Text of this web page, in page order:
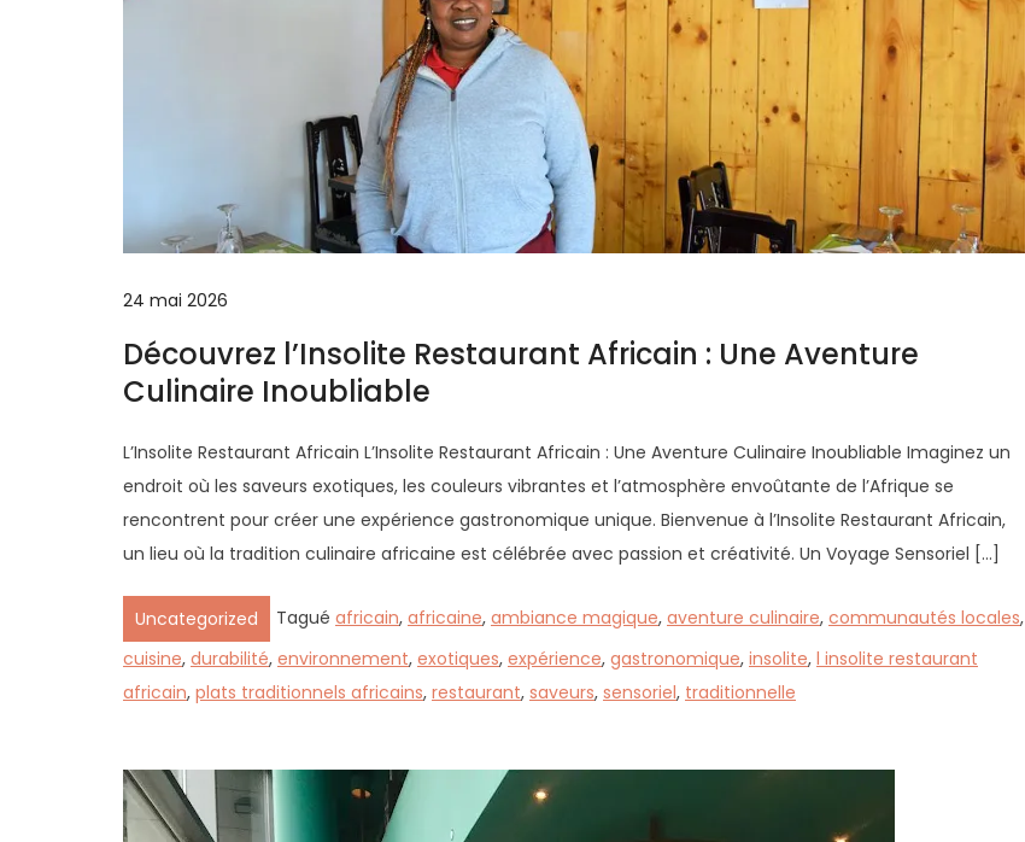
24 mai 2026
Découvrez l’Insolite Restaurant Africain : Une Aventure
Culinaire Inoubliable
L’Insolite Restaurant Africain L’Insolite Restaurant Africain : Une Aventure Culinaire Inoubliable Imaginez un
endroit où les saveurs exotiques, les couleurs vibrantes et l’atmosphère envoûtante de l’Afrique se
rencontrent pour créer une expérience gastronomique unique. Bienvenue à l’Insolite Restaurant Africain,
un lieu où la tradition culinaire africaine est célébrée avec passion et créativité. Un Voyage Sensoriel […]
Uncategorized Tagué africain, africaine, ambiance magique, aventure culinaire, communautés locales,
cuisine, durabilité, environnement, exotiques, expérience, gastronomique, insolite, l insolite restaurant
africain, plats traditionnels africains, restaurant, saveurs, sensoriel, traditionnelle